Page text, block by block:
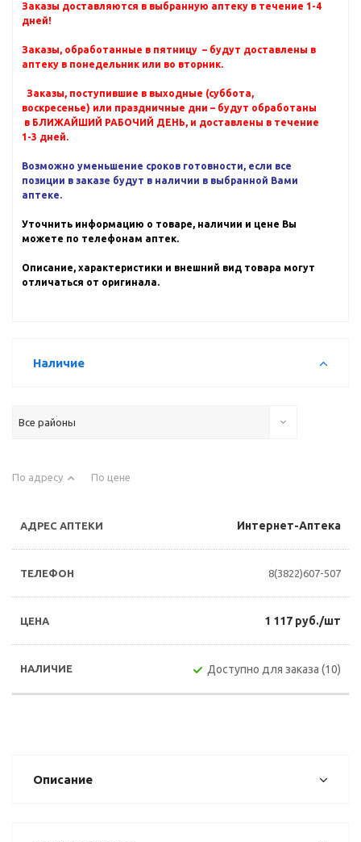
Заказы доставляются в выбранную аптеку в течение 1-4
дней!
Заказы, обработанные в пятницу – будут доставлены в
аптеку в понедельник или во вторник.
Заказы, поступившие в выходные (суббота,
воскресенье) или праздничные дни – будут обработаны
в БЛИЖАЙШИЙ РАБОЧИЙ ДЕНЬ, и доставлены в течение
1-3 дней.
Возможно уменьшение сроков готовности, если все
позиции в заказе будут в наличии в выбранной Вами
аптеке.
Уточнить информацию о товаре, наличии и цене Вы
можете по телефонам аптек.
Описание, характеристики и внешний вид товара могут
отличаться от оригинала.
Наличие
Все районы
По адресу По цене
Интернет-Аптека
8(3822)607-507
1 117 руб./шт
Доступно для заказа (10)
Описание